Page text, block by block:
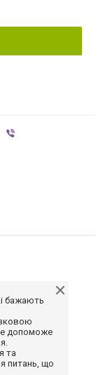
бажають
допоможе
та
питань, що